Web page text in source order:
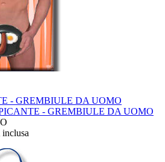
- GREMBIULE DA UOMO
- GREMBIULE DA UOMO